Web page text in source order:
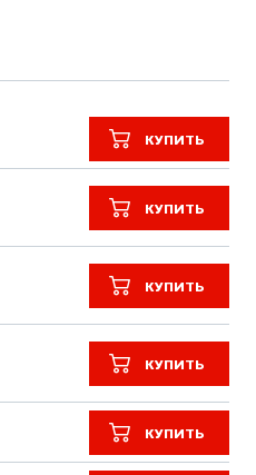
КУПИТЬ
КУПИТЬ
КУПИТЬ
КУПИТЬ
КУПИТЬ